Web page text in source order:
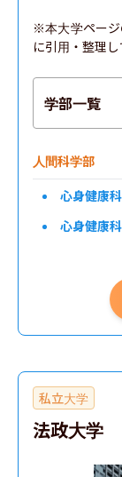
※本大学ペー
に引用・整理
学部一覧
人間科学部
心身健康
心身健康
私立大学
法政大学